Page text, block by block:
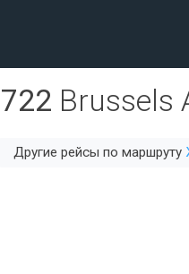
Brussels
Другие рейсы по маршруту